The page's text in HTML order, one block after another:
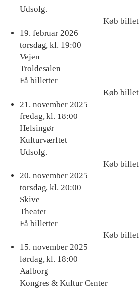
Udsolgt
Køb billet
Køb
billet
19. februar 2026
torsdag, kl. 19:00
Vejen
Troldesalen
Få billetter
Køb billet
Køb
billet
21. november 2025
fredag, kl. 18:00
Helsingør
Kulturværftet
Udsolgt
Køb billet
Køb
billet
20. november 2025
torsdag, kl. 20:00
Skive
Theater
Få billetter
Køb billet
Køb
billet
15. november 2025
lørdag, kl. 18:00
Aalborg
Kongres & Kultur Center